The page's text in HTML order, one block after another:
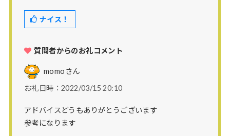
ナイス！
質問者からのお礼コメント
momo さん
お礼日時：2022/03/15 20:10
アドバイスどうもありがとうございます
参考になります